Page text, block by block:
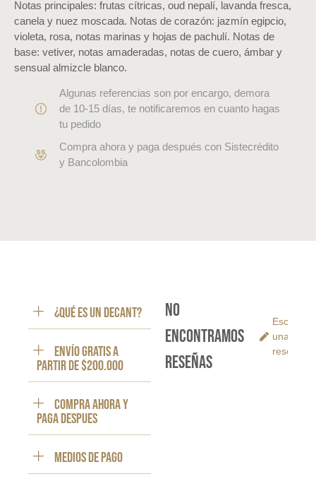
Notas principales: frutas cítricas, oud nepalí, lavanda fresca,
canela y nuez moscada. Notas de corazón: jazmín egipcio,
violeta, rosa, notas marinas y hojas de pachulí. Notas de
base: vetiver, notas amaderadas, notas de cuero, ámbar y
sensual almizcle blanco.
Algunas referencias son por encargo, demora
de 10-15 días, te notificaremos en cuanto hagas
tu pedido
Compra ahora y paga después con Sistecrédito
y Bancolombia
¿Qué es un decant?
ENVÍO GRATIS a
partir de $200.000
Compra ahora y
paga despues
Medios de pago
No
encontramos
reseñas
Escribe
una
reseña